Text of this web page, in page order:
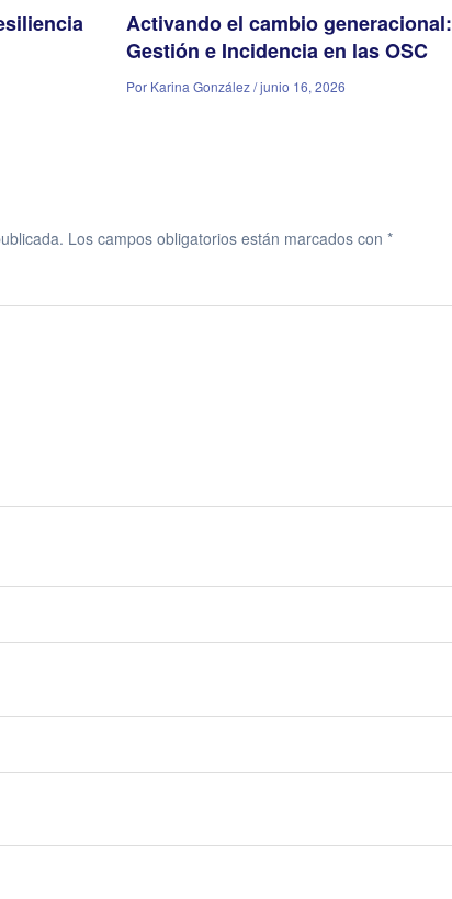
Activando el cambio generacional:
Gestión e Incidencia en las OSC
Por Karina González / junio 16, 2026
Los campos obligatorios están marcados con *